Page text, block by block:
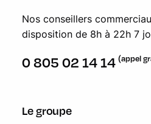
Nos conseillers
disposition de 8h à 22h 7
0 805 02 14 14 (appel
Le groupe